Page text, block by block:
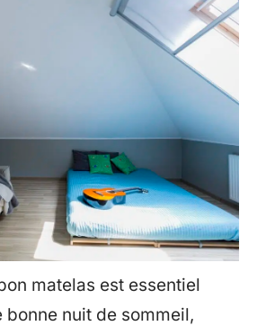
matelas est essentiel
bonne nuit de sommeil,